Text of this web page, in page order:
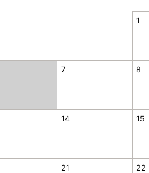
1
7 8
14 15
21 22